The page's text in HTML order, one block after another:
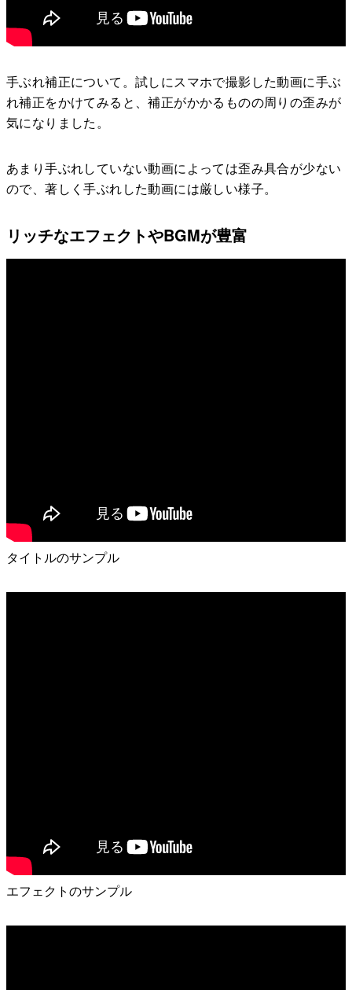
手ぶれ補正について。試しにスマホで撮影した動画に手ぶ
れ補正をかけてみると、補正がかかるものの周りの歪みが
気になりました。
あまり手ぶれしていない動画によっては歪み具合が少ない
ので、著しく手ぶれした動画には厳しい様子。
リッチなエフェクトやBGMが豊富
タイトルのサンプル
エフェクトのサンプル